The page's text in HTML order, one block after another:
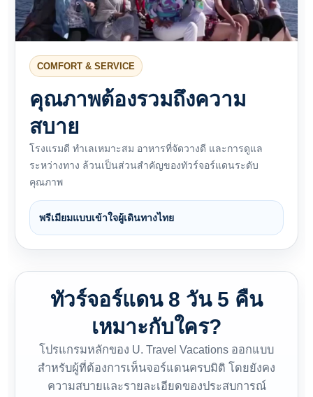
COMFORT & SERVICE
คุณภาพต้องรวมถึงความ
สบาย
โรงแรมดี ทำเลเหมาะสม อาหารที่จัดวางดี และการดูแล
ระหว่างทาง ล้วนเป็นส่วนสำคัญของทัวร์จอร์แดนระดับ
คุณภาพ
พรีเมียมแบบเข้าใจผู้เดินทางไทย
ทัวร์จอร์แดน 8 วัน 5 คืน
เหมาะกับใคร?
โปรแกรมหลักของ U. Travel Vacations ออกแบบ
สำหรับผู้ที่ต้องการเห็นจอร์แดนครบมิติ โดยยังคง
ความสบายและรายละเอียดของประสบการณ์